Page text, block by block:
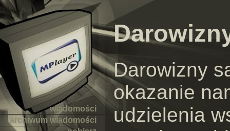
wiadomości
archiwum wiadomości
Darowizny
okazanie
udzielenia